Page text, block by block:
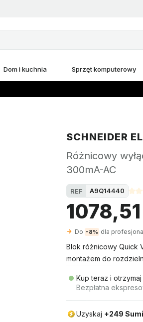
Dom i kuchnia Sprzęt komputerowy
SCHNEIDER
Różnicowy
300mA-AC
REF A9Q14440
1078,51
Do -8% dla
Blok różnicowy Quick
montażem do
Kup teraz i
Bezpłatna
Uzyskaj +249